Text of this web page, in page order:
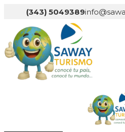
(343) 5049389